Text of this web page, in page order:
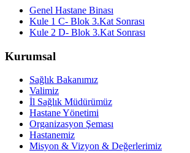
Genel Hastane Binası
Kule 1 C- Blok 3.Kat Sonrası
Kule 2 D- Blok 3.Kat Sonrası
Kurumsal
Sağlık Bakanımız
Valimiz
İl Sağlık Müdürümüz
Hastane Yönetimi
Organizasyon Şeması
Hastanemiz
Misyon & Vizyon & Değerlerimiz